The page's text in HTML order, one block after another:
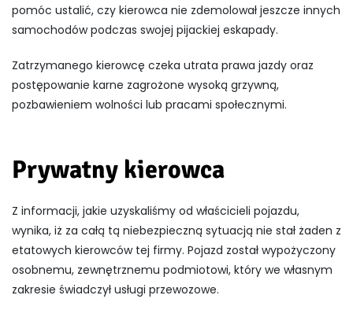
pomóc ustalić, czy kierowca nie zdemolował jeszcze innych
samochodów podczas swojej pijackiej eskapady.
Zatrzymanego kierowcę czeka utrata prawa jazdy oraz
postępowanie karne zagrożone wysoką grzywną,
pozbawieniem wolności lub pracami społecznymi.
Prywatny kierowca
Z informacji, jakie uzyskaliśmy od właścicieli pojazdu,
wynika, iż za całą tą niebezpieczną sytuacją nie stał żaden z
etatowych kierowców tej firmy. Pojazd został wypożyczony
osobnemu, zewnętrznemu podmiotowi, który we własnym
zakresie świadczył usługi przewozowe.